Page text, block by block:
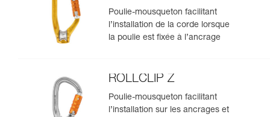
Poulie-mousqueton facilitant
l’installation de la corde lorsque
la poulie est fixée à l’ancrage
ROLLCLIP Z
Poulie-mousqueton facilitant
l’installation sur les ancrages et